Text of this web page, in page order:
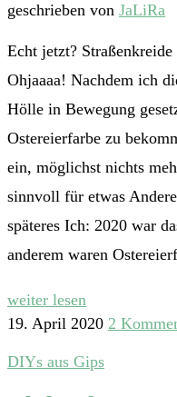
geschrieben von JaLiRa
Echt jetzt?
Ohjaaaa! Nachdem ich
Hölle in Bewegung
Ostereierfarbe zu
ein, möglichst nichts
sinnvoll für etwas
späteres Ich: 2020 war
anderem waren
weiter lesen
19. April 2020 2
DIYs aus Gips